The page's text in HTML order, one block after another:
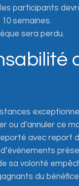
participants
semaines.
sera perdu.
ou d’annuler ce
avec report
sa volonté
du